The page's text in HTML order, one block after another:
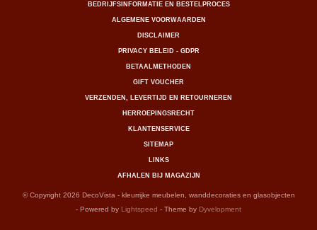
BEDRIJFSINFORMATIE EN BESTELPROCES
ALGEMENE VOORWAARDEN
DISCLAIMER
PRIVACY BELEID - GDPR
BETAALMETHODEN
GIFT VOUCHER
VERZENDEN, LEVERTIJD EN RETOURNEREN
HERROEPINGSRECHT
KLANTENSERVICE
SITEMAP
LINKS
AFHALEN BIJ MAGAZIJN
© Copyright 2026 DecoVista - kleurrijke meubelen, wanddecoraties en glasobjecten
- Powered by Lightspeed - Theme by Dyvelopment